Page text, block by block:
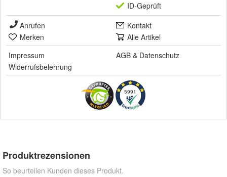
ID-Geprüft
Anrufen
Kontakt
Merken
Alle Artikel
Impressum
AGB & Datenschutz
Widerrufsbelehrung
5991
Produktrezensionen
So beurteilen Kunden dieses Produkt.